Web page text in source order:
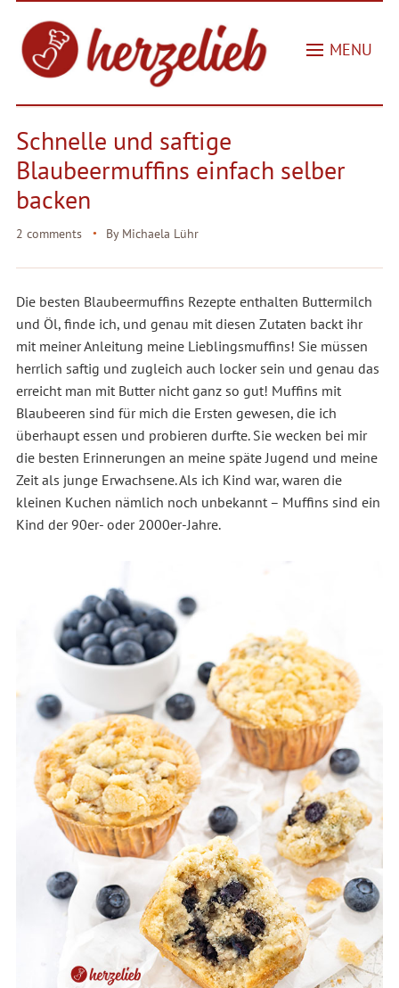
MENU
Schnelle und saftige
Blaubeermuffins einfach selber
backen
2 comments By Michaela Lühr
Die besten Blaubeermuffins Rezepte enthalten Buttermilch
und Öl, finde ich, und genau mit diesen Zutaten backt ihr
mit meiner Anleitung meine Lieblingsmuffins! Sie müssen
herrlich saftig und zugleich auch locker sein und genau das
erreicht man mit Butter nicht ganz so gut! Muffins mit
Blaubeeren sind für mich die Ersten gewesen, die ich
überhaupt essen und probieren durfte. Sie wecken bei mir
die besten Erinnerungen an meine späte Jugend und meine
Zeit als junge Erwachsene. Als ich Kind war, waren die
kleinen Kuchen nämlich noch unbekannt – Muffins sind ein
Kind der 90er- oder 2000er-Jahre.